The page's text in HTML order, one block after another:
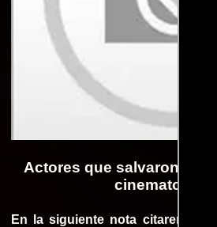
Actores que salvaron
En la siguiente nota citaremos